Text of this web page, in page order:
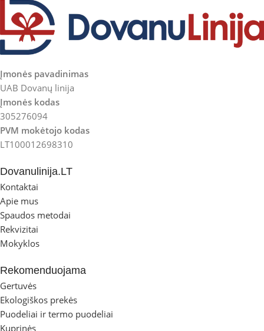
Įmonės pavadinimas
UAB Dovanų linija
Įmonės kodas
305276094
PVM mokėtojo kodas
LT100012698310
Dovanulinija.LT
Kontaktai
Apie mus
Spaudos metodai
Rekvizitai
Mokyklos
Rekomenduojama
Gertuvės
Ekologiškos prekės
Puodeliai ir termo puodeliai
Kuprinės